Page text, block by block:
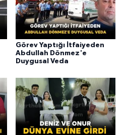
Görev Yaptığı İtfaiyeden
Abdullah Dönmez'e
Duygusal Veda